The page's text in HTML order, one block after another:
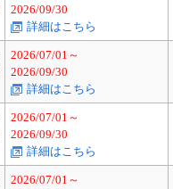
2026/09/30
詳細はこちら
2026/07/01～
2026/09/30
詳細はこちら
2026/07/01～
2026/09/30
詳細はこちら
2026/07/01～